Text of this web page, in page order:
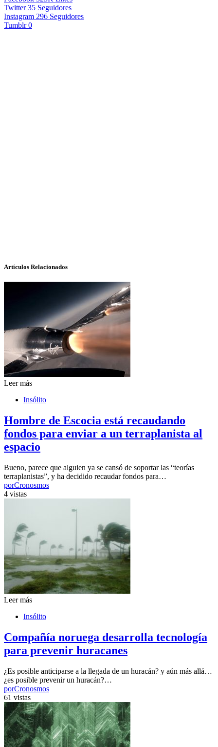
Twitter 35 Seguidores
Instagram 296 Seguidores
Tumblr 0
Artículos Relacionados
Leer más
Insólito
Hombre de Escocia está recaudando
fondos para enviar a un terraplanista al
espacio
Bueno, parece que alguien ya se cansó de soportar las “teorías
terraplanistas”, y ha decidido recaudar fondos para…
porCronosmos
4 vistas
Leer más
Insólito
Compañía noruega desarrolla tecnología
para prevenir huracanes
¿Es posible anticiparse a la llegada de un huracán? y aún más allá…
¿es posible prevenir un huracán?…
porCronosmos
61 vistas